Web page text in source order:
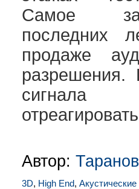
Самое
последних
продаже
разрешения.
сигнала
Автор:
3D, High End,